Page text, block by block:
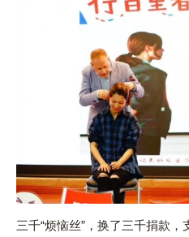
三千“烦恼丝”，换了三千捐款